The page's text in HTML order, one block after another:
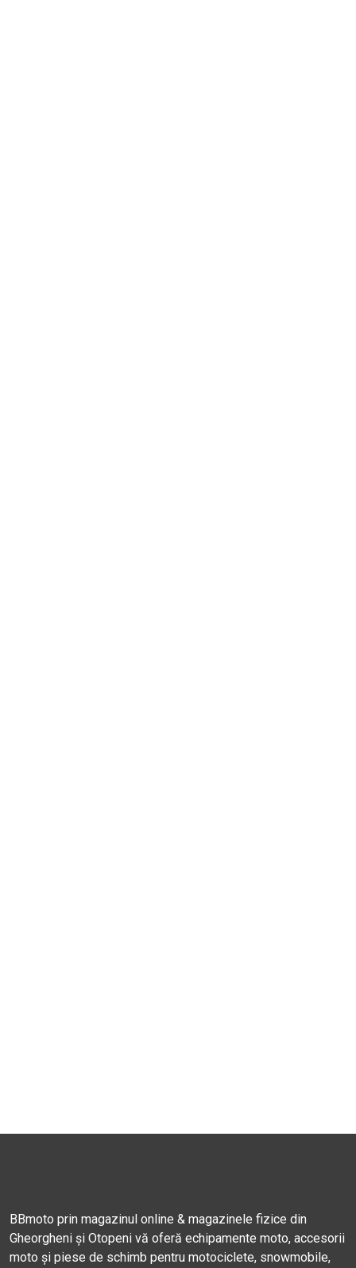
BBmoto prin magazinul online & magazinele fizice din
Gheorgheni și Otopeni vă oferă echipamente moto, accesorii
moto și piese de schimb pentru motociclete, snowmobile,